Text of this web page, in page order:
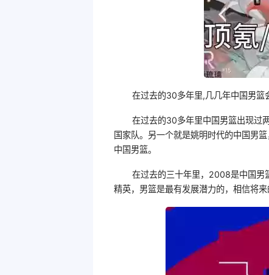
在过去的30多年里,几几年中国男篮
在过去的30多年里中国男篮出现过
国家队。另一个就是姚明时代的中国男
中国男篮。
在过去的三十年里，2008是中国男
精英，男篮是最有发展潜力的，相信将